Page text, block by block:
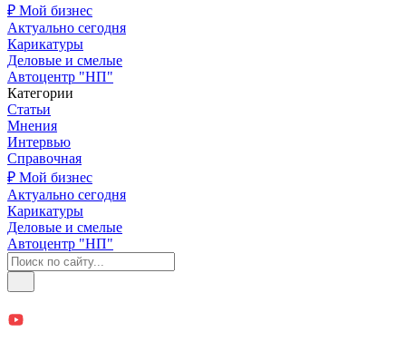
₽ Мой бизнес
Актуально сегодня
Карикатуры
Деловые и смелые
Автоцентр "НП"
Категории
Статьи
Мнения
Интервью
Справочная
₽ Мой бизнес
Актуально сегодня
Карикатуры
Деловые и смелые
Автоцентр "НП"